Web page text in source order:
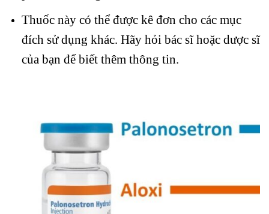
Thuốc này có thể được kê đơn cho các mục
đích sử dụng khác. Hãy hỏi bác sĩ hoặc dược sĩ
của bạn để biết thêm thông tin.